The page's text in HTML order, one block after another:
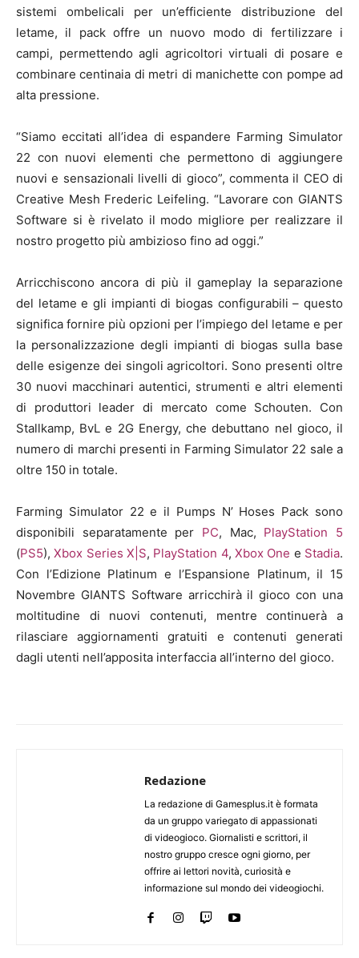
sistemi ombelicali per un’efficiente distribuzione del
letame, il pack offre un nuovo modo di fertilizzare i
campi, permettendo agli agricoltori virtuali di posare e
combinare centinaia di metri di manichette con pompe ad
alta pressione.
“Siamo eccitati all’idea di espandere Farming Simulator
22 con nuovi elementi che permettono di aggiungere
nuovi e sensazionali livelli di gioco”, commenta il CEO di
Creative Mesh Frederic Leifeling. “Lavorare con GIANTS
Software si è rivelato il modo migliore per realizzare il
nostro progetto più ambizioso fino ad oggi.”
Arricchiscono ancora di più il gameplay la separazione
del letame e gli impianti di biogas configurabili – questo
significa fornire più opzioni per l’impiego del letame e per
la personalizzazione degli impianti di biogas sulla base
delle esigenze dei singoli agricoltori. Sono presenti oltre
30 nuovi macchinari autentici, strumenti e altri elementi
di produttori leader di mercato come Schouten. Con
Stallkamp, BvL e 2G Energy, che debuttano nel gioco, il
numero di marchi presenti in Farming Simulator 22 sale a
oltre 150 in totale.
Farming Simulator 22 e il Pumps N’ Hoses Pack sono
disponibili separatamente per PC, Mac, PlayStation 5
(PS5),Xbox Series X|S, PlayStation 4,Xbox One e Stadia.
Con l’Edizione Platinum e l’Espansione Platinum, il 15
Novembre GIANTS Software arricchirà il gioco con una
moltitudine di nuovi contenuti, mentre continuerà a
rilasciare aggiornamenti gratuiti e contenuti generati
dagli utenti nell’apposita interfaccia all’interno del gioco.
Redazione
La redazione di Gamesplus.it è formata
da un gruppo variegato di appassionati
di videogioco. Giornalisti e scrittori, il
nostro gruppo cresce ogni giorno, per
offrire ai lettori novità, curiosità e
informazione sul mondo dei videogiochi.